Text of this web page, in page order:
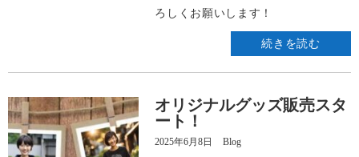
ろしくお願いします！
続きを読む
オリジナルグッズ販売スタ
ート！
2025年6月8日 Blog